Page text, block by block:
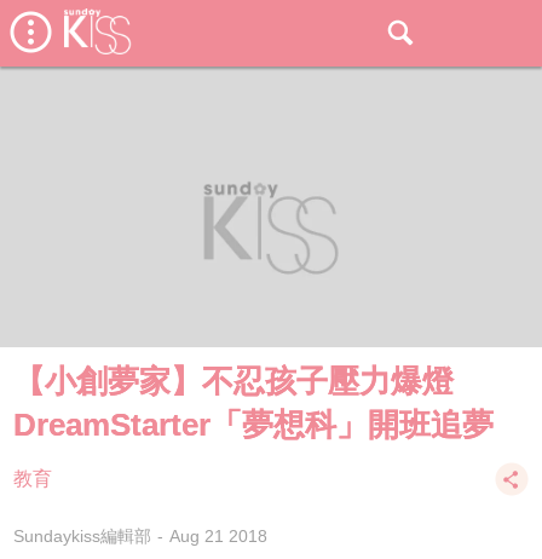
【小創夢家】不忍孩子壓力爆燈
DreamStarter「夢想科」開班追夢
教育
Sundaykiss編輯部 Aug 21 2018